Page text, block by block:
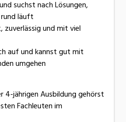
suchst nach Lösungen,
läuft
und mit viel
auf und kannst gut mit
umgehen
4-jährigen Ausbildung gehörst
Fachleuten im